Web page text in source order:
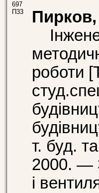
697
П33
роботи
т. буд.
2000. —
і